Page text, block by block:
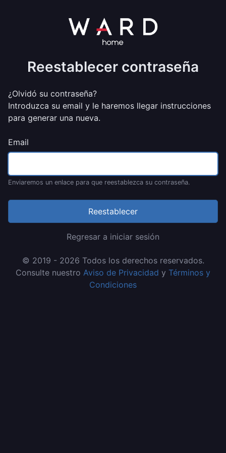
Reestablecer contraseña
¿Olvidó su contraseña?
Introduzca su email y le haremos llegar instrucciones
para generar una nueva.
Email
Enviaremos un enlace para que reestablezca su contraseña.
Reestablecer
Regresar a iniciar sesión
© 2019 - 2026 Todos los derechos reservados.
Consulte nuestro Aviso de Privacidad y Términos y
Condiciones